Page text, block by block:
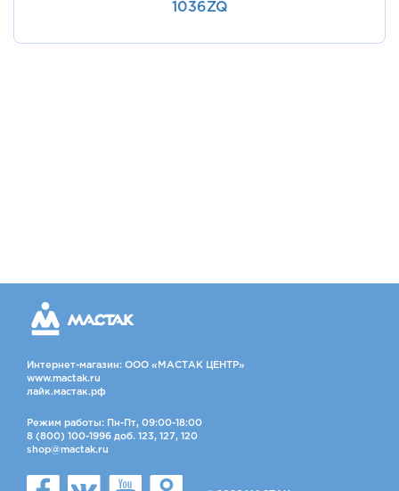
1036ZQ
Интернет-магазин: ООО «МАСТАК ЦЕНТР»
www.mactak.ru
лайк.мастак.рф
Режим работы: Пн-Пт, 09:00-18:00
8 (800) 100-1996 доб. 123, 127, 120
shop@mactak.ru